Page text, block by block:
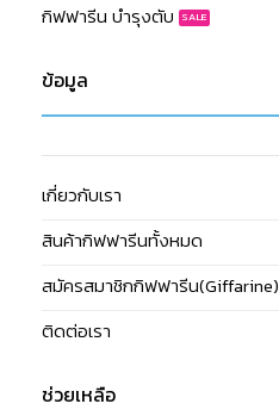
กิฟฟารีน บำรุงตับ
ข้อมูล
เกี่ยวกับเรา
สินค้ากิฟฟารีนทั้งหมด
สมัครสมาชิกกิฟฟารีน(Giffarine)
ติดต่อเรา
ช่วยเหลือ